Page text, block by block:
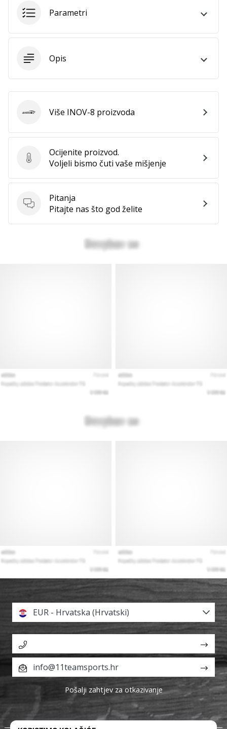
kao
ambasador.
Prikaži
sve
Parametri
Opis
Ocijenite proizvod.
Ocijenite proizvod.
Voljeli bismo čuti vaše mišjenje
Pitanja
Pitanja
Pitajte nas što god želite
INOV-8Više INOV-8 proizvoda
EUR - Hrvatska (Hrvatski)
info@11teamsports.hr
Pošalji zahtjev za otkazivanje